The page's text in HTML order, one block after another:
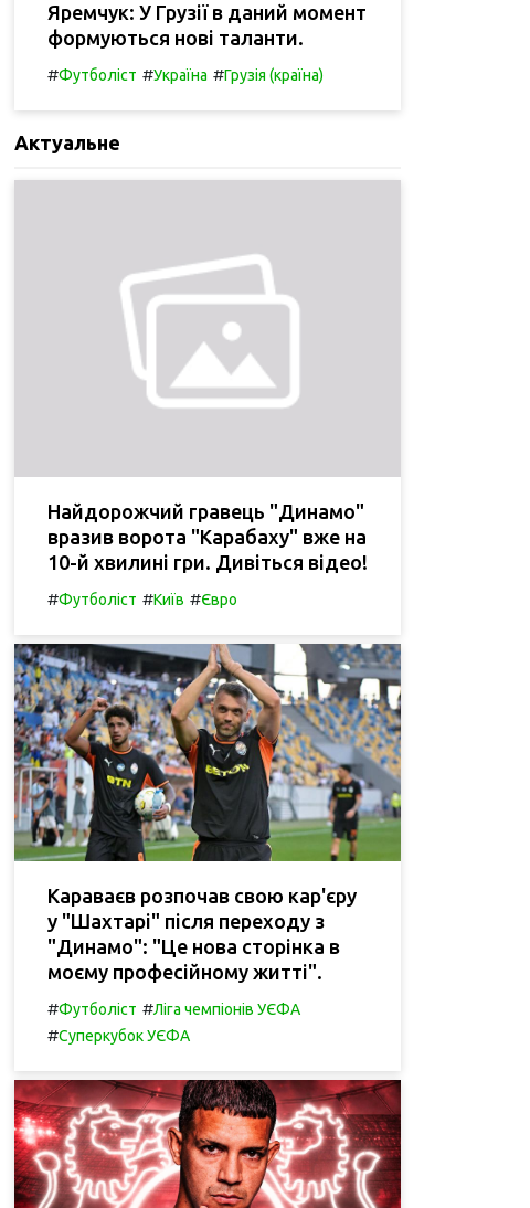
Яремчук: У Грузії в даний момент
формуються нові таланти.
#Футболіст #Україна #Грузія (країна)
Актуальне
Найдорожчий гравець "Динамо"
вразив ворота "Карабаху" вже на
10-й хвилині гри. Дивіться відео!
#Футболіст #Київ #Євро
Караваєв розпочав свою кар'єру
у "Шахтарі" після переходу з
"Динамо": "Це нова сторінка в
моєму професійному житті".
#Футболіст #Ліга чемпіонів УЄФА
#Суперкубок УЄФА